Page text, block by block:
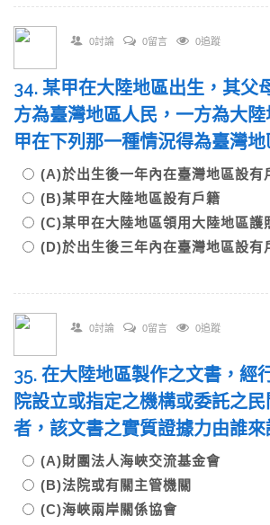
0討論 0留言 0追蹤
34. 某甲在大陸地區出生，其父
方為臺灣地區人民，一方為大
甲在下列那一種情況得為臺灣
(A)於出生後一年內在臺灣地區設
(B)某甲在大陸地區設有戶籍
(C)某甲在大陸地區領用大陸地區
(D)於出生後三年內在臺灣地區設有
0討論 0留言 0追蹤
35. 在大陸地區製作之文書，經
院設立或指定之機構或委託之
者，該文書之實質證據力由誰
(A)財團法人海峽交流基金會
(B)法院或有關主管機關
(C)海峽兩岸關係協會